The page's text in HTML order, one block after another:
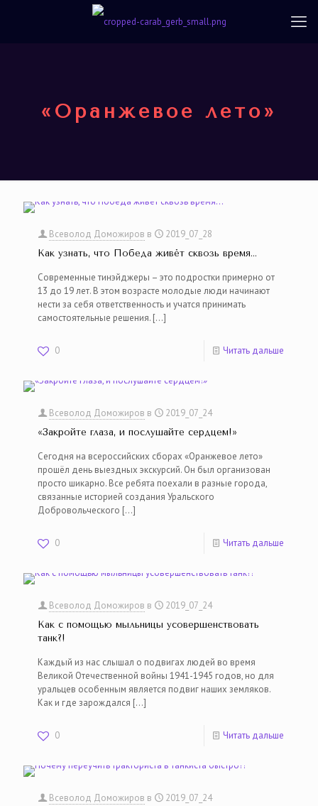
«Оранжевое лето»
Всеволод Доможиров в 2019_07_28
Как узнать, что Победа живёт сквозь время…
Современные тинэйджеры – это подростки примерно от
13 до 19 лет. В этом возрасте молодые люди начинают
нести за себя ответственность и учатся принимать
самостоятельные решения. […]
0 Читать дальше
Всеволод Доможиров в 2019_07_24
«Закройте глаза, и послушайте сердцем!»
Сегодня на всероссийских сборах «Оранжевое лето»
прошёл день выездных экскурсий. Он был организован
просто шикарно. Все ребята поехали в разные города,
связанные историей создания Уральского
Добровольческого […]
0 Читать дальше
Всеволод Доможиров в 2019_07_24
Как с помощью мыльницы усовершенствовать
танк?!
Каждый из нас слышал о подвигах людей во время
Великой Отечественной войны 1941-1945 годов, но для
уральцев особенным является подвиг наших земляков.
Как и где зарождался […]
0 Читать дальше
Всеволод Доможиров в 2019_07_24